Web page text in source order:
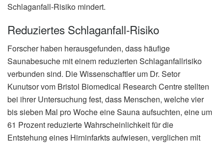
Schlaganfall-Risiko mindert.
Reduziertes Schlaganfall-Risiko
Forscher haben herausgefunden, dass häufige
Saunabesuche mit einem reduzierten Schlaganfallrisiko
verbunden sind. Die Wissenschaftler um Dr. Setor
Kunutsor vom Bristol Biomedical Research Centre stellten
bei ihrer Untersuchung fest, dass Menschen, welche vier
bis sieben Mal pro Woche eine Sauna aufsuchten, eine um
61 Prozent reduzierte Wahrscheinlichkeit für die
Entstehung eines Hirninfarkts aufwiesen, verglichen mit